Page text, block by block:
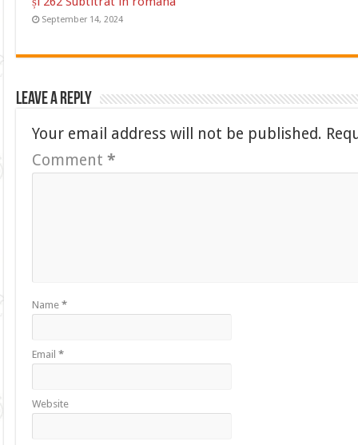
September 14, 2024
Leave a Reply
Your email address will not be published.
Comment*
Name*
Email*
Website